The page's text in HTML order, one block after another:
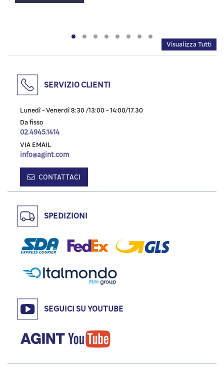
Visualizza Tutti
SERVIZIO CLIENTI
Lunedì - Venerdì 8:30 /13:00 - 14:00/17.30
Da fisso
02.4945.1414
VIA EMAIL
info@agint.com
CONTATTACI
SPEDIZIONI
SEGUICI SU YOUTUBE